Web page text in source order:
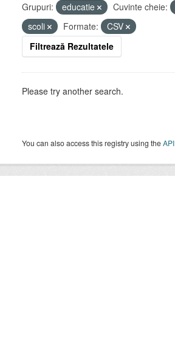
Grupuri: educatie Cuvinte cheie:
scoli
Formate:
CSV
Filtrează Rezultatele
Please try another search.
You can also access this registry using theAPI